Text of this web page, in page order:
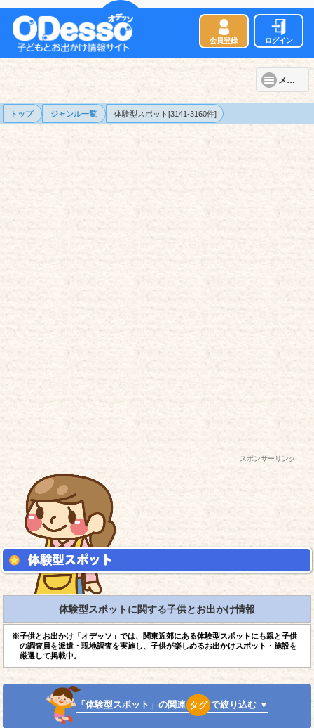
会員登録 ログイン
メニュー
トップ ジャンル一覧 体験型スポット[3141-3160件]
スポンサーリンク
体験型スポットに関する子供とお出かけ情報
※子供とお出かけ「オデッソ」では、関東近郊にある体験型スポットにも親と子供
の調査員を派遣・現地調査を実施し、子供が楽しめるお出かけスポット・施設を
厳選して掲載中。
「体験型スポット」の関連 タグ で絞り込む ▼